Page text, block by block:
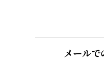
メール